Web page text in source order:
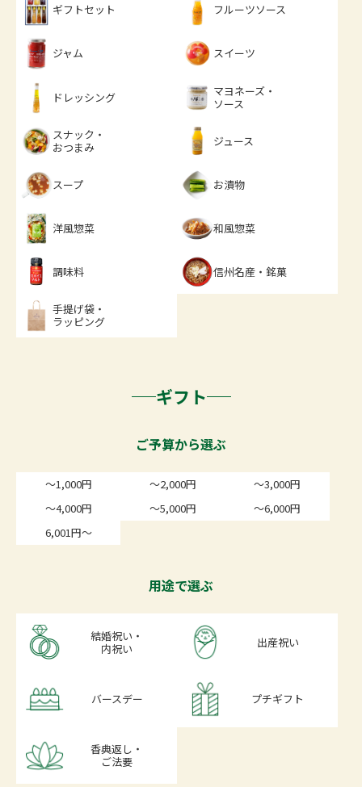
ギフトセット フルーツソース
ジャム スイーツ
ドレッシング
マヨネーズ・
ソース
スナック・
おつまみ
ジュース
スープ お漬物
洋風惣菜 和風惣菜
調味料 信州名産・銘菓
手提げ袋・
ラッピング
ギフト
ご予算から選ぶ
～1,000円 ～2,000円
～3,000円
～4,000円
～5,000円
～6,000円
6,001円～
用途で選ぶ
結婚祝い・
内祝い
出産祝い
バースデー プチギフト
香典返し・
ご法要